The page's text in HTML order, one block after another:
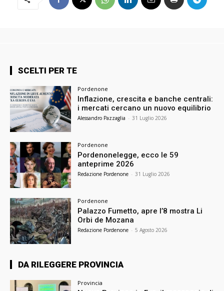
SCELTI PER TE
Pordenone
Inflazione, crescita e banche centrali:
i mercati cercano un nuovo equilibrio
Alessandro Pazzaglia - 31 Luglio 2026
Pordenone
Pordenonelegge, ecco le 59
anteprime 2026
Redazione Pordenone - 31 Luglio 2026
Pordenone
Palazzo Fumetto, apre l’8 mostra Li
Orbi de Mozana
Redazione Pordenone - 5 Agosto 2026
DA RILEGGERE PROVINCIA
Provincia